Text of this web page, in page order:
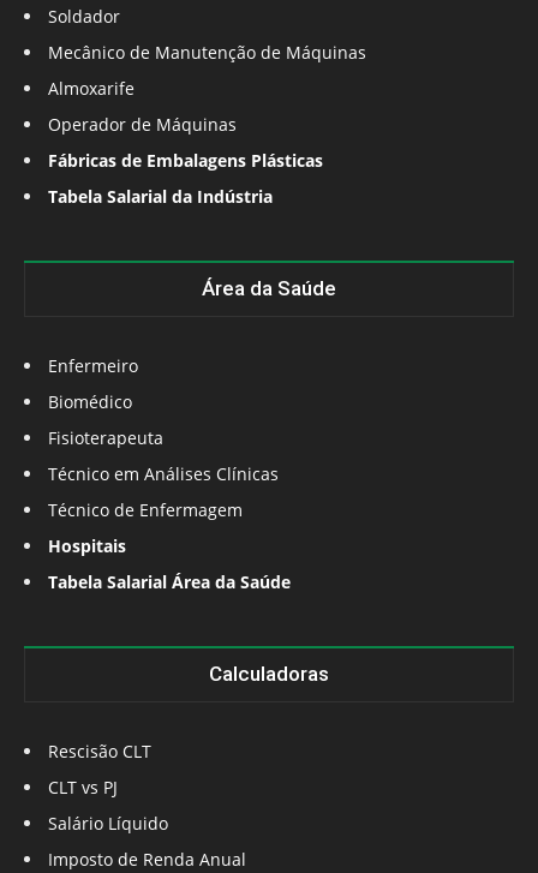
Soldador
Mecânico de Manutenção de Máquinas
Almoxarife
Operador de Máquinas
Fábricas de Embalagens Plásticas
Tabela Salarial da Indústria
Área da Saúde
Enfermeiro
Biomédico
Fisioterapeuta
Técnico em Análises Clínicas
Técnico de Enfermagem
Hospitais
Tabela Salarial Área da Saúde
Calculadoras
Rescisão CLT
CLT vs PJ
Salário Líquido
Imposto de Renda Anual